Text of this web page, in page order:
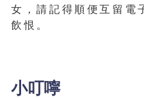
女，請記得順便互留電
飲恨。
小叮嚀